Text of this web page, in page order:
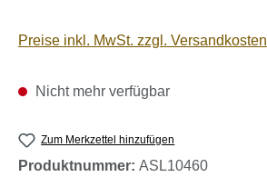
Preise inkl. MwSt. zzgl. Versandkosten
Nicht mehr verfügbar
Zum Merkzettel hinzufügen
Produktnummer: ASL10460